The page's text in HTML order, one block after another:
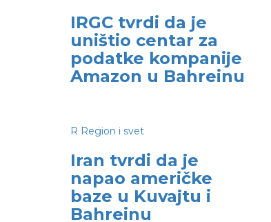
IRGC tvrdi da je
uništio centar za
podatke kompanije
Amazon u Bahreinu
R Region i svet
Iran tvrdi da je
napao američke
baze u Kuvajtu i
Bahreinu